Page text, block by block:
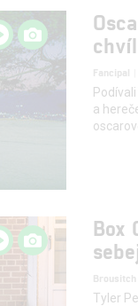
Fancipal
a
Box
Brousitch
Tyler